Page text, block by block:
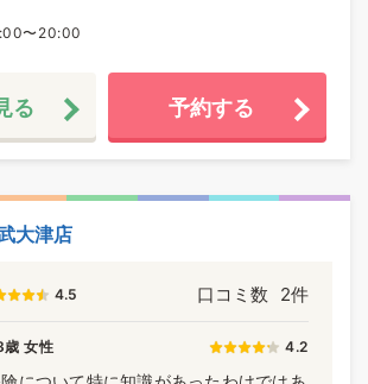
〜20:00
る 予約する
大津店
4.5 口コミ数 2件
歳 女性 4.2